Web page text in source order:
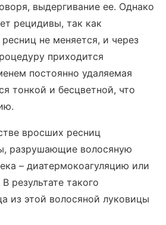
выдергивание ее. Однако
рецидивы, так как
не меняется, и через
приходится
постоянно удаляемая
тонкой и бесцветной, что
вросших ресниц
разрушающие волосяную
– диатермокоагуляцию или
результате такого
из этой волосяной луковицы